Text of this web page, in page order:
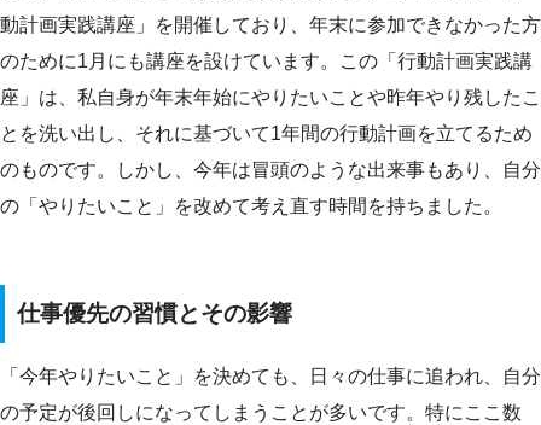
動計画実践講座」を開催しており、年末に参加できなかった方
のために1月にも講座を設けています。この「行動計画実践講
座」は、私自身が年末年始にやりたいことや昨年やり残したこ
とを洗い出し、それに基づいて1年間の行動計画を立てるため
のものです。しかし、今年は冒頭のような出来事もあり、自分
の「やりたいこと」を改めて考え直す時間を持ちました。
仕事優先の習慣とその影響
「今年やりたいこと」を決めても、日々の仕事に追われ、自分
の予定が後回しになってしまうことが多いです。特にここ数